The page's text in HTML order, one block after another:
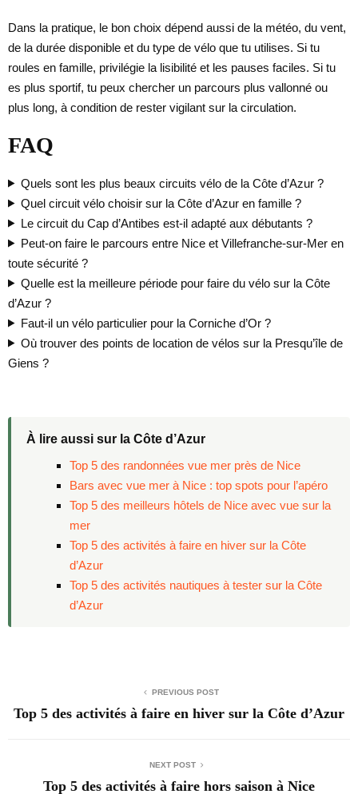
Dans la pratique, le bon choix dépend aussi de la météo, du vent,
de la durée disponible et du type de vélo que tu utilises. Si tu
roules en famille, privilégie la lisibilité et les pauses faciles. Si tu
es plus sportif, tu peux chercher un parcours plus vallonné ou
plus long, à condition de rester vigilant sur la circulation.
FAQ
Quels sont les plus beaux circuits vélo de la Côte d’Azur ?
Quel circuit vélo choisir sur la Côte d’Azur en famille ?
Le circuit du Cap d’Antibes est-il adapté aux débutants ?
Peut-on faire le parcours entre Nice et Villefranche-sur-Mer en
toute sécurité ?
Quelle est la meilleure période pour faire du vélo sur la Côte
d’Azur ?
Faut-il un vélo particulier pour la Corniche d’Or ?
Où trouver des points de location de vélos sur la Presqu’île de
Giens ?
À lire aussi sur la Côte d’Azur
Top 5 des randonnées vue mer près de Nice
Bars avec vue mer à Nice : top spots pour l’apéro
Top 5 des meilleurs hôtels de Nice avec vue sur la
mer
Top 5 des activités à faire en hiver sur la Côte
d’Azur
Top 5 des activités nautiques à tester sur la Côte
d’Azur
PREVIOUS POST
Top 5 des activités à faire en hiver sur la Côte d’Azur
NEXT POST
Top 5 des activités à faire hors saison à Nice